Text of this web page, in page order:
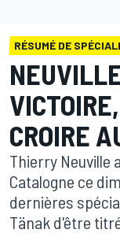
RÉSUMÉ DE
CROIRE
Thierry Neuville
Catalogne ce
dernières
Tänak d'être